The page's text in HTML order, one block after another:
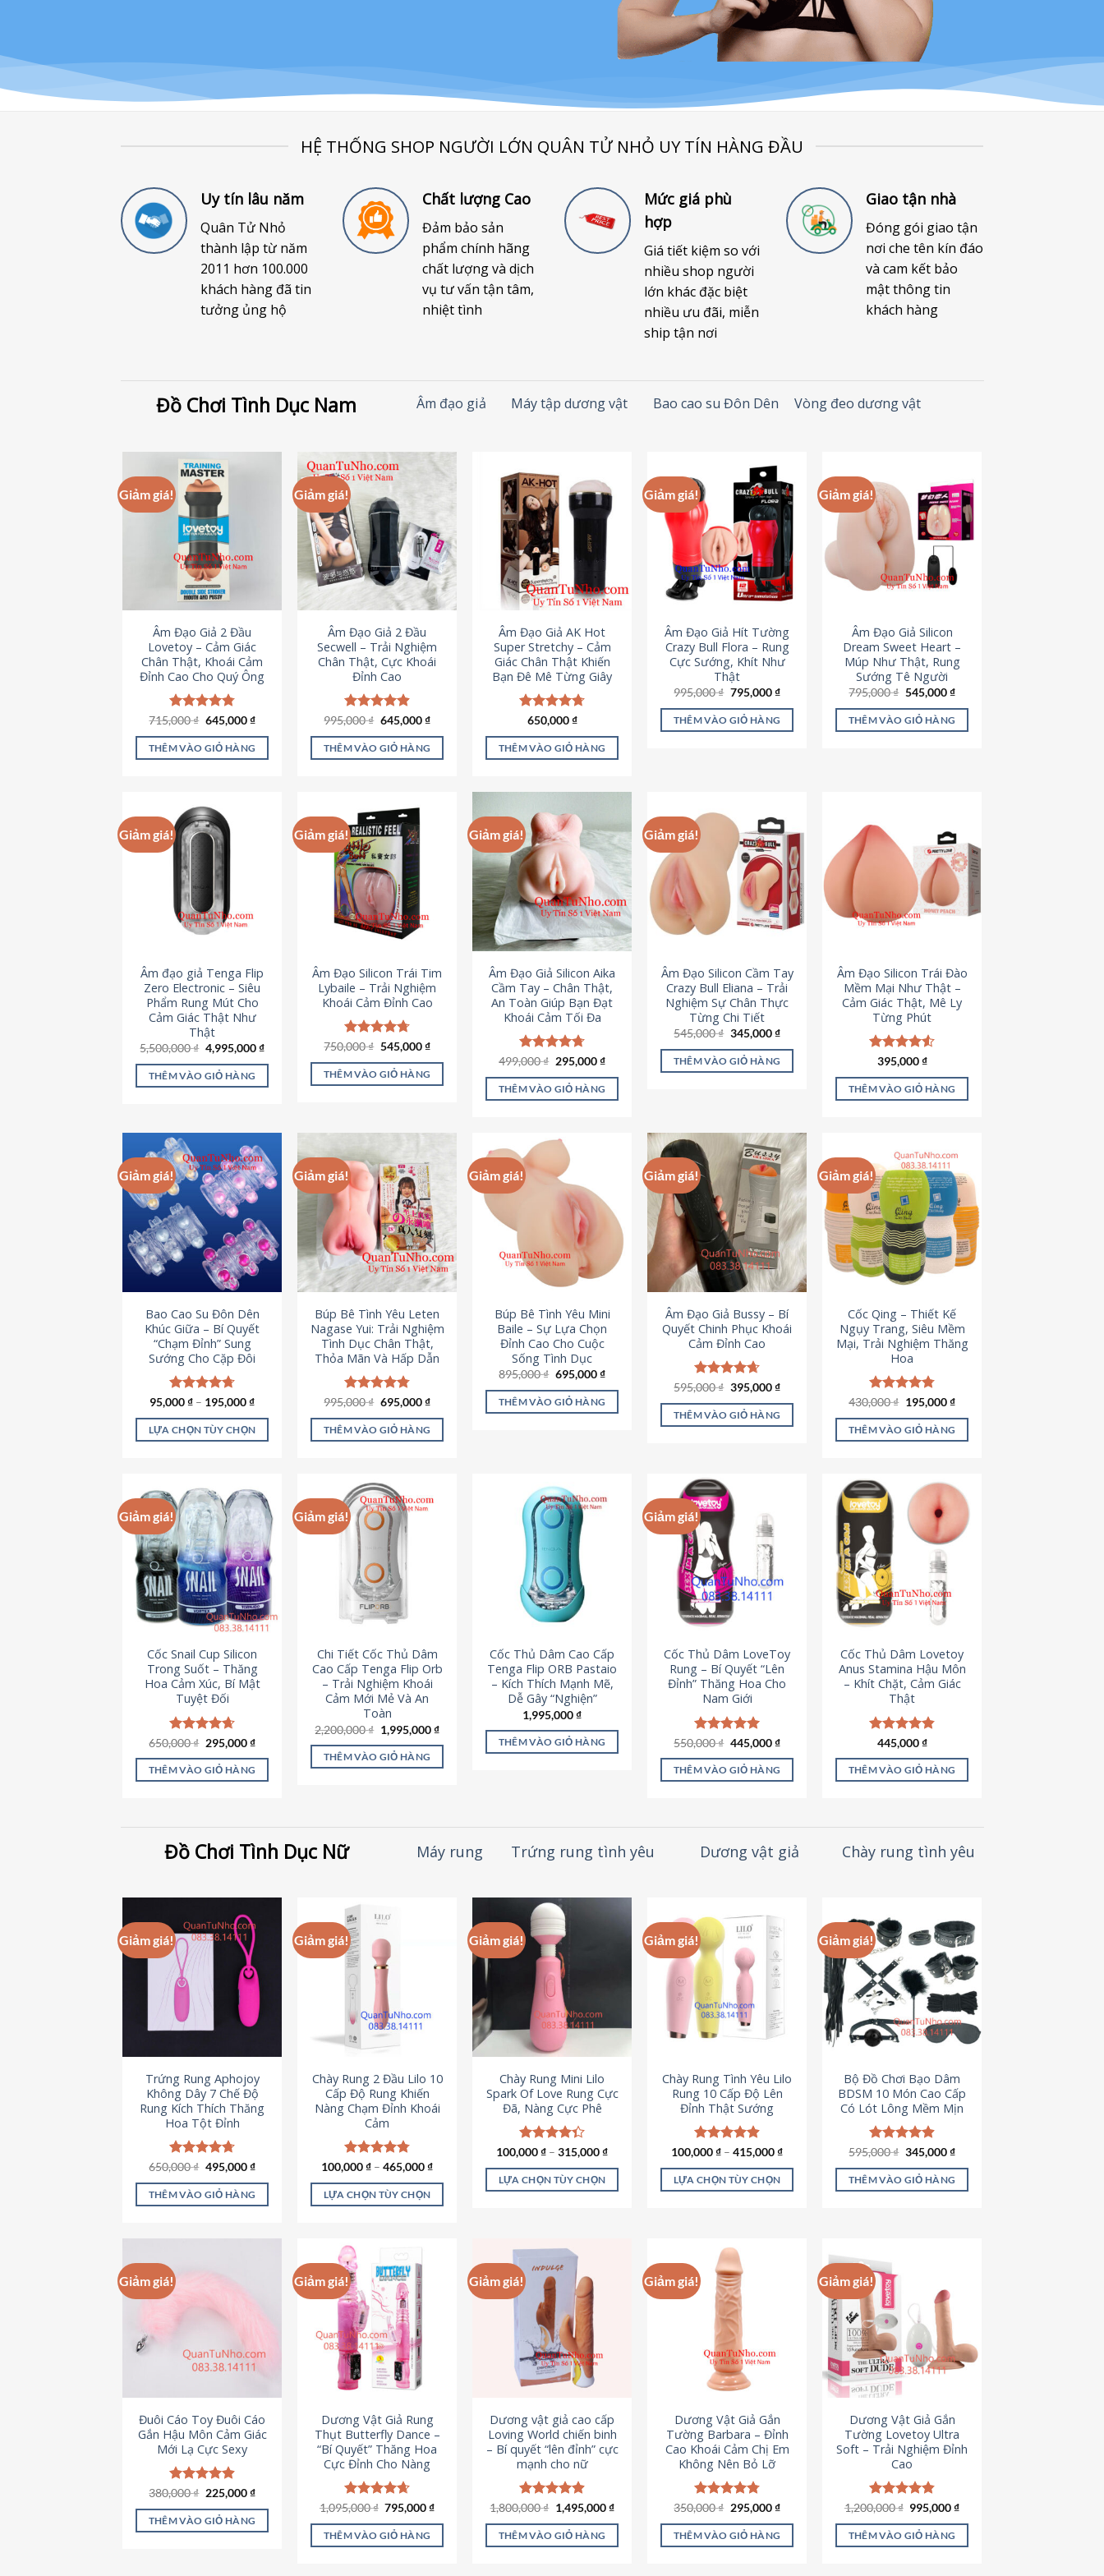
HỆ THỐNG SHOP NGƯỜI LỚN QUÂN TỬ NHỎ UY TÍN HÀNG ĐẦU
Uy tín lâu năm
Quân Tử Nhỏ
thành lập từ năm
2011 hơn 100.000
khách hàng đã tin
tưởng ủng hộ
Chất lượng Cao
Đảm bảo sản
phẩm chính hãng
chất lượng và dịch
vụ tư vấn tận tâm,
nhiệt tình
Mức giá phù
hợp
Giá tiết kiệm so với
nhiều shop người
lớn khác đặc biệt
nhiều ưu đãi, miễn
ship tận nơi
Giao tận nhà
Đóng gói giao tận
nơi che tên kín đáo
và cam kết bảo
mật thông tin
khách hàng
Đồ Chơi Tình Dục Nam Âm đạo giả Máy tập dương vật Bao cao su Đôn Dên Vòng đeo dương vật
Giảm giá!
Âm Đạo Giả 2 Đầu
Lovetoy – Cảm Giác
Chân Thật, Khoái Cảm
Đỉnh Cao Cho Quý Ông
Được xếp
hạng4.79
5 sao
715,000₫ Giá
là:
715,000 ₫.
645,000₫Giá
tại
là:
THÊM VÀO GIỎ HÀNG
Giảm giá!
Âm Đạo Giả 2 Đầu
Secwell – Trải Nghiệm
Chân Thật, Cực Khoái
Đỉnh Cao
Được xếp
hạng4.88
5 sao
995,000₫ Giá
là:
995,000 ₫.
645,000₫Giá
tại
là:
THÊM VÀO GIỎ HÀNG
Âm Đạo Giả AK Hot
Super Stretchy – Cảm
Giác Chân Thật Khiến
Bạn Đê Mê Từng Giây
Được xếp
hạng4.75
5 sao
650,000₫
THÊM VÀO GIỎ HÀNG
Giảm giá!
Âm Đạo Giả Hít Tường
Crazy Bull Flora – Rung
Cực Sướng, Khít Như
Thật
995,000₫ Giá
là:
995,000 ₫.
795,000₫Giá
tại
là:
THÊM VÀO GIỎ HÀNG
Giảm giá!
Âm Đạo Giả Silicon
Dream Sweet Heart –
Múp Như Thật, Rung
Sướng Tê Người
795,000₫ Giá
là:
795,000 ₫.
545,000₫Giá
tại
là:
THÊM VÀO GIỎ HÀNG
Giảm giá!
Âm đạo giả Tenga Flip
Zero Electronic – Siêu
Phẩm Rung Mút Cho
Cảm Giác Thật Như
Thật
5,500,000₫ Giá
gốc
là:
5,500,000 ₫.
4,995,000₫Giá
tại
THÊM VÀO GIỎ HÀNG
Giảm giá!
Âm Đạo Silicon Trái Tim
Lybaile – Trải Nghiệm
Khoái Cảm Đỉnh Cao
Được xếp
5 sao
750,000₫ Giá
là:
750,000 ₫.
545,000₫Giá
tại
là:
THÊM VÀO GIỎ HÀNG
Giảm giá!
Âm Đạo Giả Silicon Aika
Cầm Tay – Chân Thật,
An Toàn Giúp Bạn Đạt
Khoái Cảm Tối Đa
Được xếp
5 sao
499,000₫ Giá
là:
499,000 ₫.
295,000₫Giá
tại
là:
THÊM VÀO GIỎ HÀNG
Giảm giá!
Âm Đạo Silicon Cầm Tay
Crazy Bull Eliana – Trải
Nghiệm Sự Chân Thực
Từng Chi Tiết
545,000₫ Giá
là:
545,000 ₫.
345,000₫Giá
tại
là:
THÊM VÀO GIỎ HÀNG
Âm Đạo Silicon Trái Đào
Mềm Mại Như Thật –
Cảm Giác Thật, Mê Ly
Từng Phút
Được xếp
5 sao
395,000₫
THÊM VÀO GIỎ HÀNG
Giảm giá!
Bao Cao Su Đôn Dên
Khúc Giữa – Bí Quyết
“Chạm Đỉnh” Sung
Sướng Cho Cặp Đôi
Được xếp
5 sao
95,000₫ – 195,000₫
LỰA CHỌN TÙY CHỌN
này
có
nhiều
biến
thể.
Các
tùy
chọn
thể
được
chọn
trên
trang
phẩm
Giảm giá!
Búp Bê Tình Yêu Leten
Nagase Yui: Trải Nghiệm
Tình Dục Chân Thật,
Thỏa Mãn Và Hấp Dẫn
Được xếp
5 sao
995,000₫ Giá
là:
995,000 ₫.
695,000₫Giá
tại
là:
THÊM VÀO GIỎ HÀNG
Giảm giá!
Búp Bê Tình Yêu Mini
Baile – Sự Lựa Chọn
Đỉnh Cao Cho Cuộc
Sống Tình Dục
895,000₫ Giá
là:
895,000 ₫.
695,000₫Giá
tại
là:
THÊM VÀO GIỎ HÀNG
Giảm giá!
Âm Đạo Giả Bussy – Bí
Quyết Chinh Phục Khoái
Cảm Đỉnh Cao
Được xếp
5 sao
595,000₫ Giá
là:
595,000 ₫.
395,000₫Giá
tại
là:
THÊM VÀO GIỎ HÀNG
Giảm giá!
Cốc Qing – Thiết Kế
Ngụy Trang, Siêu Mềm
Mại, Trải Nghiệm Thăng
Hoa
Được xếp
5 sao
430,000₫ Giá
là:
430,000 ₫.
195,000₫Giá
tại
là:
THÊM VÀO GIỎ HÀNG
Giảm giá!
Cốc Snail Cup Silicon
Trong Suốt – Thăng
Hoa Cảm Xúc, Bí Mật
Tuyệt Đối
Được xếp
hạng4.69
5 sao
650,000₫ Giá
là:
650,000 ₫.
295,000₫Giá
tại
là:
THÊM VÀO GIỎ HÀNG
Giảm giá!
Chi Tiết Cốc Thủ Dâm
Cao Cấp Tenga Flip Orb
– Trải Nghiệm Khoái
Cảm Mới Mẻ Và An
Toàn
2,200,000₫ Giá
gốc
là:
2,200,000 ₫.
1,995,000₫Giá
THÊM VÀO GIỎ HÀNG
Cốc Thủ Dâm Cao Cấp
Tenga Flip ORB Pastaio
– Kích Thích Mạnh Mẽ,
Dễ Gây “Nghiện”
1,995,000₫
THÊM VÀO GIỎ HÀNG
Giảm giá!
Cốc Thủ Dâm LoveToy
Rung – Bí Quyết “Lên
Đỉnh” Thăng Hoa Cho
Nam Giới
Được xếp
hạng5.00
5 sao
550,000₫ Giá
là:
550,000 ₫.
445,000₫Giá
tại
là:
THÊM VÀO GIỎ HÀNG
Cốc Thủ Dâm Lovetoy
Anus Stamina Hậu Môn
– Khít Chặt, Cảm Giác
Thật
Được xếp
hạng4.84
5 sao
445,000₫
THÊM VÀO GIỎ HÀNG
Đồ Chơi Tình Dục Nữ Máy rung Trứng rung tình yêu Dương vật giả Chày rung tình yêu
Giảm giá!
Trứng Rung Aphojoy
Không Dây 7 Chế Độ
Rung Kích Thích Thăng
Hoa Tột Đỉnh
Được xếp
5 sao
650,000₫ Giá
là:
650,000 ₫.
495,000₫Giá
tại
là:
THÊM VÀO GIỎ HÀNG
Giảm giá!
Chày Rung 2 Đầu Lilo 10
Cấp Độ Rung Khiến
Nàng Chạm Đỉnh Khoái
Cảm
Được xếp
5 sao
100,000₫ – 465,000₫
LỰA CHỌN TÙY CHỌN
có
nhiều
biến
thể.
Các
tùy
chọn
thể
được
chọn
trên
trang
phẩm
Giảm giá!
Chày Rung Mini Lilo
Spark Of Love Rung Cực
Đã, Nàng Cực Phê
Được xếp
5 sao
100,000₫ – 315,000₫
LỰA CHỌN TÙY CHỌN
nhiều
thể.
Các
tùy
chọn
được
chọn
trên
trang
sản
phẩm
Giảm giá!
Chày Rung Tình Yêu Lilo
Rung 10 Cấp Độ Lên
Đỉnh Thật Sướng
Được xếp
5 sao
100,000₫ – 415,000₫
LỰA CHỌN TÙY CHỌN
có
nhiều
biến
thể.
Các
tùy
chọn
có
được
chọn
trên
trang
sản
phẩm
Giảm giá!
Bộ Đồ Chơi Bạo Dâm
BDSM 10 Món Cao Cấp
Có Lót Lông Mềm Mịn
Được xếp
5 sao
595,000₫ Giá
là:
595,000 ₫.
345,000₫Giá
tại
là:
THÊM VÀO GIỎ HÀNG
Giảm giá!
Đuôi Cáo Toy Đuôi Cáo
Gắn Hậu Môn Cảm Giác
Mới Lạ Cực Sexy
Được xếp
5 sao
380,000₫ Giá
là:
380,000 ₫.
225,000₫Giá
tại
là:
THÊM VÀO GIỎ HÀNG
Giảm giá!
Dương Vật Giả Rung
Thụt Butterfly Dance –
“Bí Quyết” Thăng Hoa
Cực Đỉnh Cho Nàng
Được xếp
5 sao
1,095,000₫ Giá
là:
1,095,000 ₫.
795,000₫Giá
tại
THÊM VÀO GIỎ HÀNG
Giảm giá!
Dương vật giả cao cấp
Loving World chiến binh
– Bí quyết “lên đỉnh” cực
mạnh cho nữ
Được xếp
5 sao
1,800,000₫ Giá
gốc
là:
1,800,000 ₫.
1,495,000₫Giá
tại
THÊM VÀO GIỎ HÀNG
Giảm giá!
Dương Vật Giả Gắn
Tường Barbara – Đỉnh
Cao Khoái Cảm Chị Em
Không Nên Bỏ Lỡ
Được xếp
5 sao
350,000₫ Giá
là:
350,000 ₫.
295,000₫Giá
tại
là:
THÊM VÀO GIỎ HÀNG
Giảm giá!
Dương Vật Giả Gắn
Tường Lovetoy Ultra
Soft – Trải Nghiệm Đỉnh
Cao
Được xếp
5 sao
1,200,000₫ Giá
là:
1,200,000 ₫.
995,000₫Giá
tại
THÊM VÀO GIỎ HÀNG